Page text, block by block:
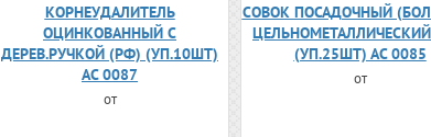
КОРНЕУДАЛИТЕЛЬ
ОЦИНКОВАННЫЙ С
ДЕРЕВ.РУЧКОЙ (РФ) (УП.10ШТ)
АС 0087
от
СОВОК ПОСАДОЧНЫЙ
(УП.25ШТ) АС 0085
от